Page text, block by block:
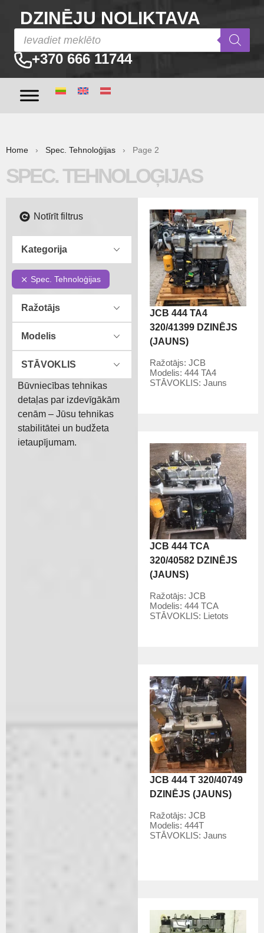
DZINĒJU NOLIKTAVA
+370 666 11744
Home › Spec. Tehnoloģijas › Page 2
SPEC. TEHNOLOĢIJAS
Notīrīt filtrus
Kategorija
Spec. Tehnoloģijas
Ražotājs
Modelis
STĀVOKLIS
Būvniecības tehnikas
detaļas par izdevīgākām
cenām – Jūsu tehnikas
stabilitātei un budžeta
ietaupījumam.
JCB 444 TA4
320/41399 DZINĒJS
(JAUNS)
Ražotājs:JCB
Modelis:444 TA4
STĀVOKLIS:Jauns
JCB 444 TCA
320/40582 DZINĒJS
(JAUNS)
Ražotājs:JCB
Modelis:444 TCA
STĀVOKLIS: Lietots
JCB 444 T 320/40749
DZINĒJS (JAUNS)
Ražotājs:JCB
Modelis:444T
STĀVOKLIS:Jauns